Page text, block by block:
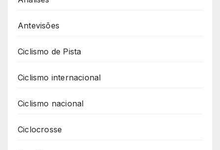
Antevisões
Ciclismo de Pista
Ciclismo internacional
Ciclismo nacional
Ciclocrosse